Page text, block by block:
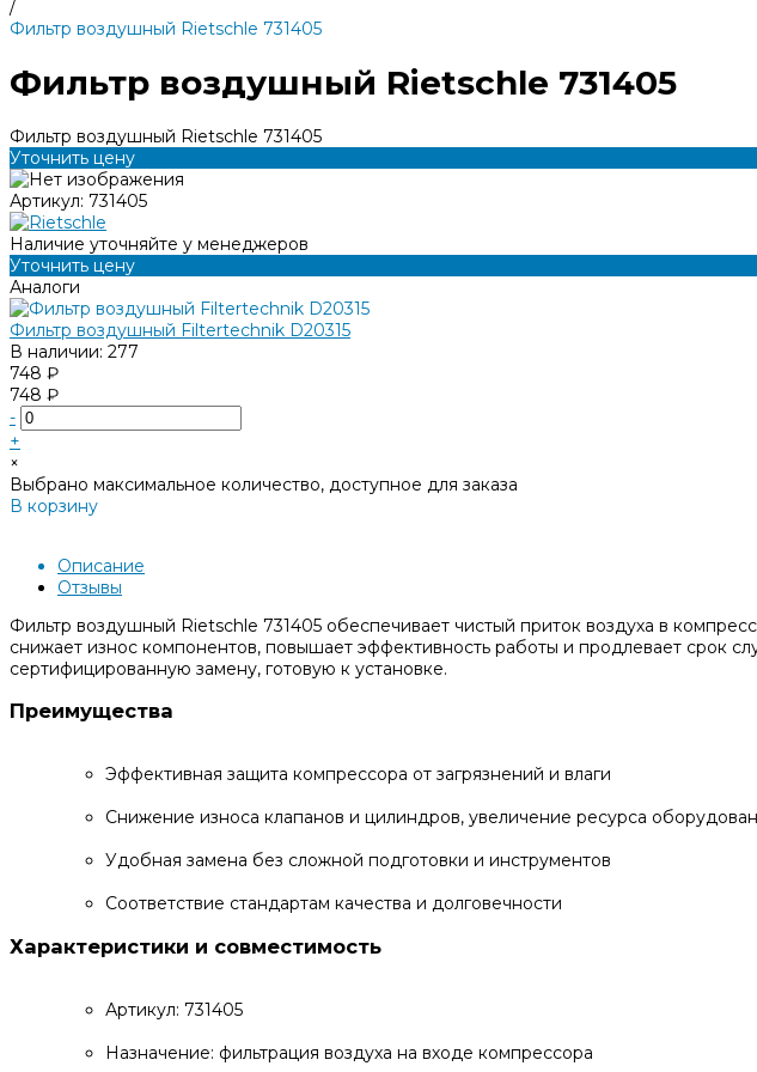
/
Фильтр воздушный Rietschle 731405
Фильтр воздушный Rietschle 731405
Фильтр воздушный Rietschle 731405
Уточнить цену
Артикул: 731405
Наличие уточняйте у менеджеров
Уточнить цену
Аналоги
Фильтр воздушный Filtertechnik D20315
В наличии: 277
748 ₽
748 ₽
-
+
×
Выбрано максимальное количество, доступное для заказа
В корзину
Описание
Отзывы
Фильтр воздушный Rietschle 731405 обеспечивает чистый приток воздуха в
снижает износ компонентов, повышает эффективность работы и продлевает срок
сертифицированную замену, готовую к установке.
Преимущества
Эффективная защита компрессора от загрязнений и влаги
Снижение износа клапанов и цилиндров, увеличение ресурса
Удобная замена без сложной подготовки и инструментов
Соответствие стандартам качества и долговечности
Характеристики и совместимость
Артикул: 731405
Назначение: фильтрация воздуха на входе компрессора